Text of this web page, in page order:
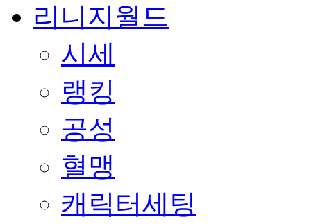
리니지월드
시세
랭킹
공성
혈맹
캐릭터세팅